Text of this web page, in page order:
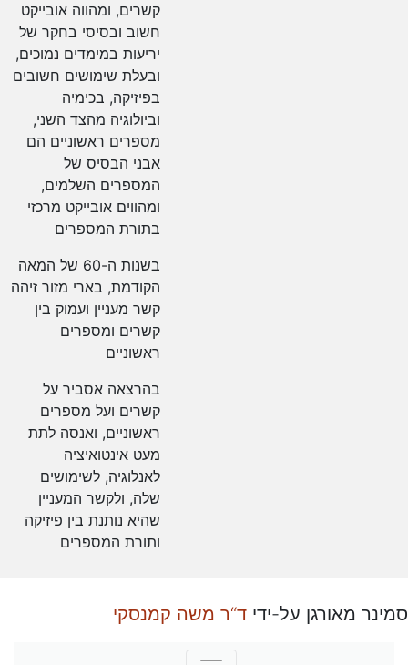
קשרים, ומהווה אובייקט
חשוב ובסיסי בחקר של
יריעות במימדים נמוכים,
ובעלת שימושים חשובים
בפיזיקה, בכימיה
וביולוגיה מהצד השני,
מספרים ראשוניים הם
אבני הבסיס של
המספרים השלמים,
ומהווים אובייקט מרכזי
בתורת המספרים
בשנות ה-60 של המאה
הקודמת, בארי מזור זיהה
קשר מעניין ועמוק בין
קשרים ומספרים
ראשוניים
בהרצאה אסביר על
קשרים ועל מספרים
ראשוניים, ואנסה לתת
מעט אינטואיציה
לאנלוגיה, לשימושים
שלה, ולקשר המעניין
שהיא נותנת בין פיזיקה
ותורת המספרים
סמינר מאורגן על-ידי ד“ר משה קמנסקי